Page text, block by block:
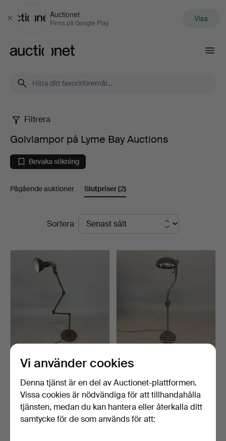
Stäng
Auctionet
Finns på Google Play Visa
Golvlampor
på
Lyme
Bay
Auctions
Filtrera
Golvlampor på Lyme Bay Auctions
Bevaka sökning
Pågående auktioner Slutpriser(2)
SlutpriserSortera
INDUSTRIELL
GOLVLAMPA.
Klubbades 15 mar 2026
16 bud
176 USD
STADSINDUSTRIELL
ARBETSLAMPA.
Klubbades 15 mar 2026
15 bud
149 USD
Vi använder cookies
Denna tjänst är en del av Auctionet-plattformen.
Vissa cookies är nödvändiga för att tillhandahålla
tjänsten, medan du kan hantera eller återkalla ditt
samtycke för de som används för att: